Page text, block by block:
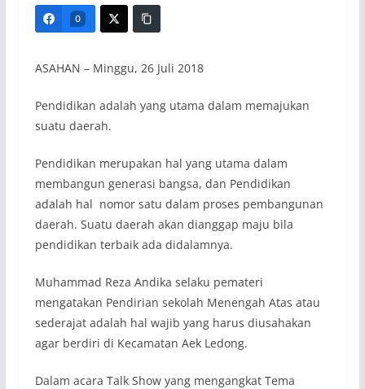
0
ASAHAN – Minggu, 26 Juli 2018
Pendidikan adalah yang utama dalam memajukan
suatu daerah.
Pendidikan merupakan hal yang utama dalam
membangun generasi bangsa, dan Pendidikan
adalah hal nomor satu dalam proses pembangunan
daerah. Suatu daerah akan dianggap maju bila
pendidikan terbaik ada didalamnya.
Muhammad Reza Andika selaku pemateri
mengatakan Pendirian sekolah Menengah Atas atau
sederajat adalah hal wajib yang harus diusahakan
agar berdiri di Kecamatan Aek Ledong.
Dalam acara Talk Show yang mengangkat Tema